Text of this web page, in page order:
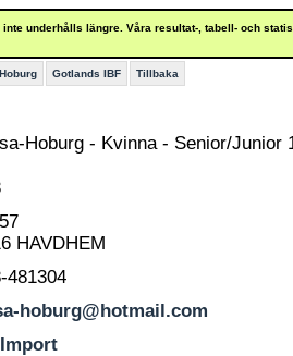
inte underhålls längre. Våra resultat-, tabell- och
Gotlands IBF Tillbaka
Hoburg - Kvinna - Senior/Junior
HAVDHEM
481304
hoburg@hotmail.com